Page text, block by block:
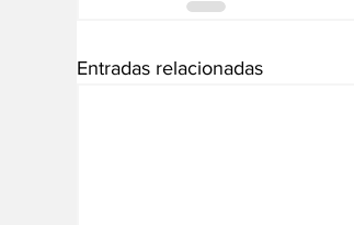
Entradas relacionadas